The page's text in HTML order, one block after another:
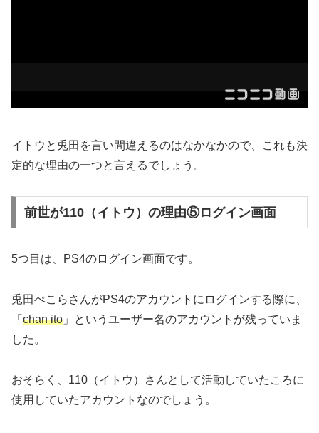
イトウと兎田を言い間違えるのはなかなかので、これも決
定的な理由の一つと言えるでしょう。
前世が110（イトウ）の理由⑤ログイン画面
5つ目は、PS4のログイン画面です。
兎田ぺこらさんがPS4のアカウントにログインする際に、
「 chan ito 」というユーザー名のアカウントが残っていま
した。
おそらく、110（イトウ）さんとして活動していたころに
使用していたアカウントなのでしょう。